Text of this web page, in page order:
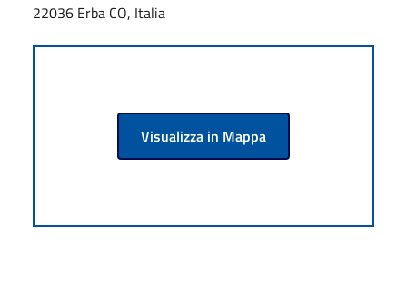
22036 Erba CO, Italia
Visualizza in Mappa